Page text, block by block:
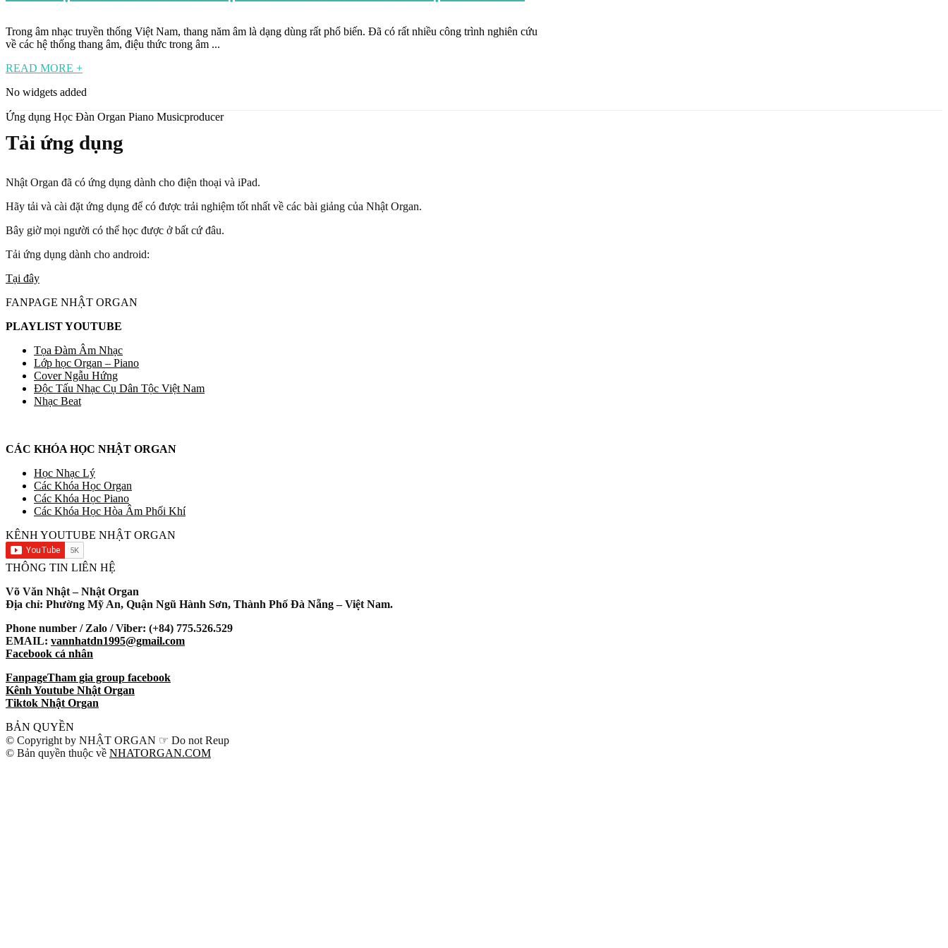
Trong âm nhạc truyền thống Việt Nam, thang năm âm là dạng dùng rất phổ biến. Đã có rất nhiều công trình nghiên cứu
về các hệ thống thang âm, điệu thức trong âm ...
READ MORE +
No widgets added
Ứng dụng Học Đàn Organ Piano Musicproducer
Tải ứng dụng
Nhật Organ đã có ứng dụng dành cho điện thoại và iPad.
Hãy tải và cài đặt ứng dụng để có được trải nghiệm tốt nhất về các bài giảng của Nhật Organ.
Bây giờ mọi người có thể học được ở bất cứ đâu.
Tải ứng dụng dành cho android:
Tại đây
FANPAGE NHẬT ORGAN
PLAYLIST YOUTUBE
Tọa Đàm Âm Nhạc
Lớp học Organ – Piano
Cover Ngẫu Hứng
Độc Tấu Nhạc Cụ Dân Tộc Việt Nam
Nhạc Beat
CÁC KHÓA HỌC NHẬT ORGAN
Học Nhạc Lý
Các Khóa Học Organ
Các Khóa Học Piano
Các Khóa Học Hòa Âm Phối Khí
KÊNH YOUTUBE NHẬT ORGAN
THÔNG TIN LIÊN HỆ
Võ Văn Nhật – Nhật Organ
Địa chỉ: Phường Mỹ An, Quận Ngũ Hành Sơn, Thành Phố Đà Nẵng – Việt Nam.
Phone number / Zalo / Viber: (+84) 775.526.529
EMAIL: vannhatdn1995@gmail.com
Facebook cá nhân
FanpageTham gia group facebook
Kênh Youtube Nhật Organ
Tiktok Nhật Organ
BẢN QUYỀN
© Copyright by NHẬT ORGAN ☞ Do not Reup
© Bản quyền thuộc về NHATORGAN.COM